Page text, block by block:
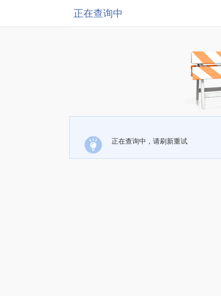
正在查询中
正在查询中，请刷新重试